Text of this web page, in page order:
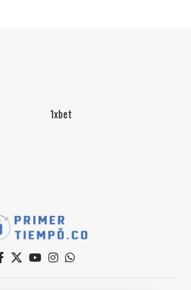
1xbet